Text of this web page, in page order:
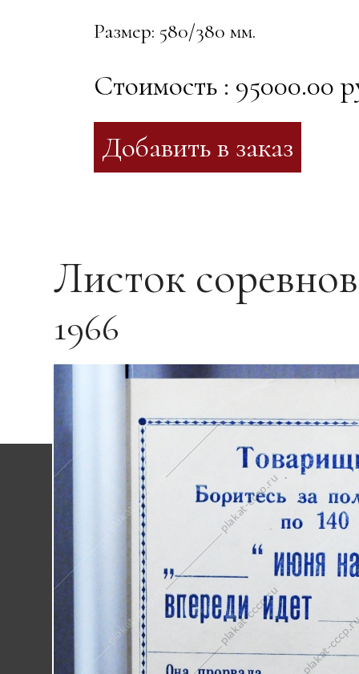
Размер: 580/380 мм.
Стоимость : 95000.00
Листок
1966